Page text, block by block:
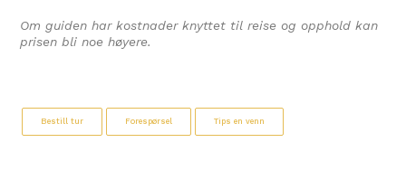
Om guiden har kostnader knyttet til reise og opphold kan
prisen bli noe høyere.
Bestill tur Forespørsel Tips en venn